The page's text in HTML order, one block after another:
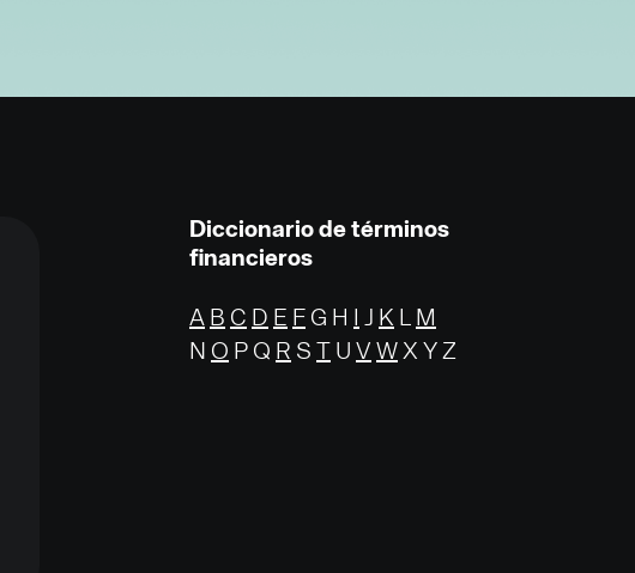
Diccionario de términos
financieros
A B C D E F G H J K L M
N O P Q R S U V WX Y Z